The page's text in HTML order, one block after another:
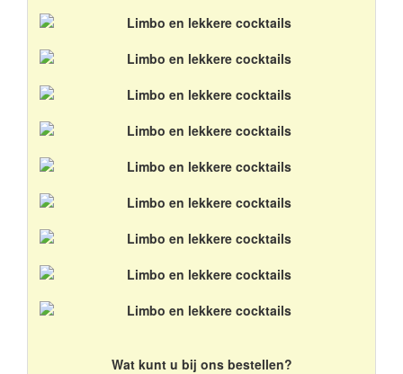
Wat kunt u bij ons bestellen?